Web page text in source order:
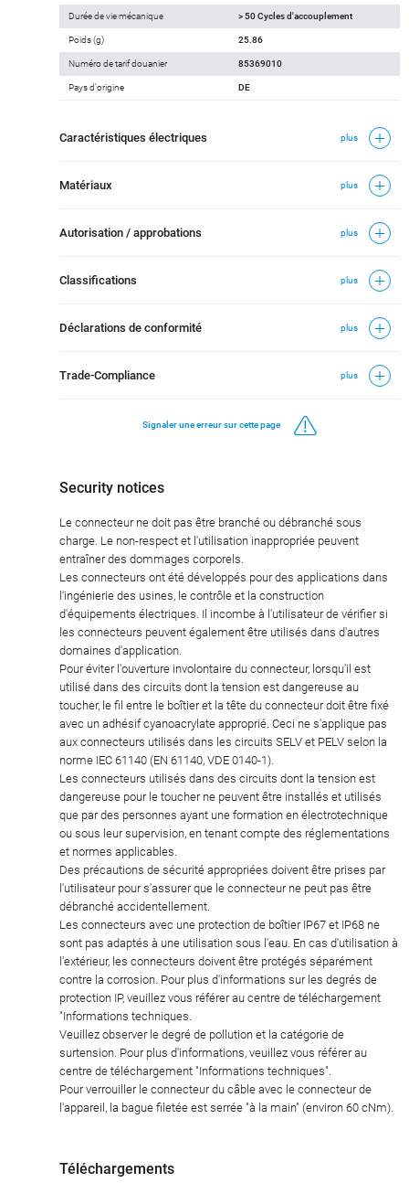
Durée de vie mécanique > 50 Cycles d'accouplement
Poids (g) 25.86
Numéro de tarif douanier 85369010
Pays d'origine DE
Caractéristiques électriques plus
Matériaux plus
Autorisation / approbations plus
Classifications plus
Déclarations de conformité plus
Trade-Compliance plus
Signaler une erreur sur cette page
Security notices
Le connecteur ne doit pas être branché ou débranché sous
charge. Le non-respect et l'utilisation inappropriée peuvent
entraîner des dommages corporels.
Les connecteurs ont été développés pour des applications dans
l'ingénierie des usines, le contrôle et la construction
d'équipements électriques. Il incombe à l'utilisateur de vérifier si
les connecteurs peuvent également être utilisés dans d'autres
domaines d'application.
Pour éviter l'ouverture involontaire du connecteur, lorsqu'il est
utilisé dans des circuits dont la tension est dangereuse au
toucher, le fil entre le boîtier et la tête du connecteur doit être fixé
avec un adhésif cyanoacrylate approprié. Ceci ne s'applique pas
aux connecteurs utilisés dans les circuits SELV et PELV selon la
norme IEC 61140 (EN 61140, VDE 0140-1).
Les connecteurs utilisés dans des circuits dont la tension est
dangereuse pour le toucher ne peuvent être installés et utilisés
que par des personnes ayant une formation en électrotechnique
ou sous leur supervision, en tenant compte des réglementations
et normes applicables.
Des précautions de sécurité appropriées doivent être prises par
l'utilisateur pour s'assurer que le connecteur ne peut pas être
débranché accidentellement.
Les connecteurs avec une protection de boîtier IP67 et IP68 ne
sont pas adaptés à une utilisation sous l'eau. En cas d'utilisation à
l'extérieur, les connecteurs doivent être protégés séparément
contre la corrosion. Pour plus d'informations sur les degrés de
protection IP, veuillez vous référer au centre de téléchargement
"Informations techniques.
Veuillez observer le degré de pollution et la catégorie de
surtension. Pour plus d'informations, veuillez vous référer au
centre de téléchargement "Informations techniques".
Pour verrouiller le connecteur du câble avec le connecteur de
l'appareil, la bague filetée est serrée "à la main" (environ 60 cNm).
Téléchargements